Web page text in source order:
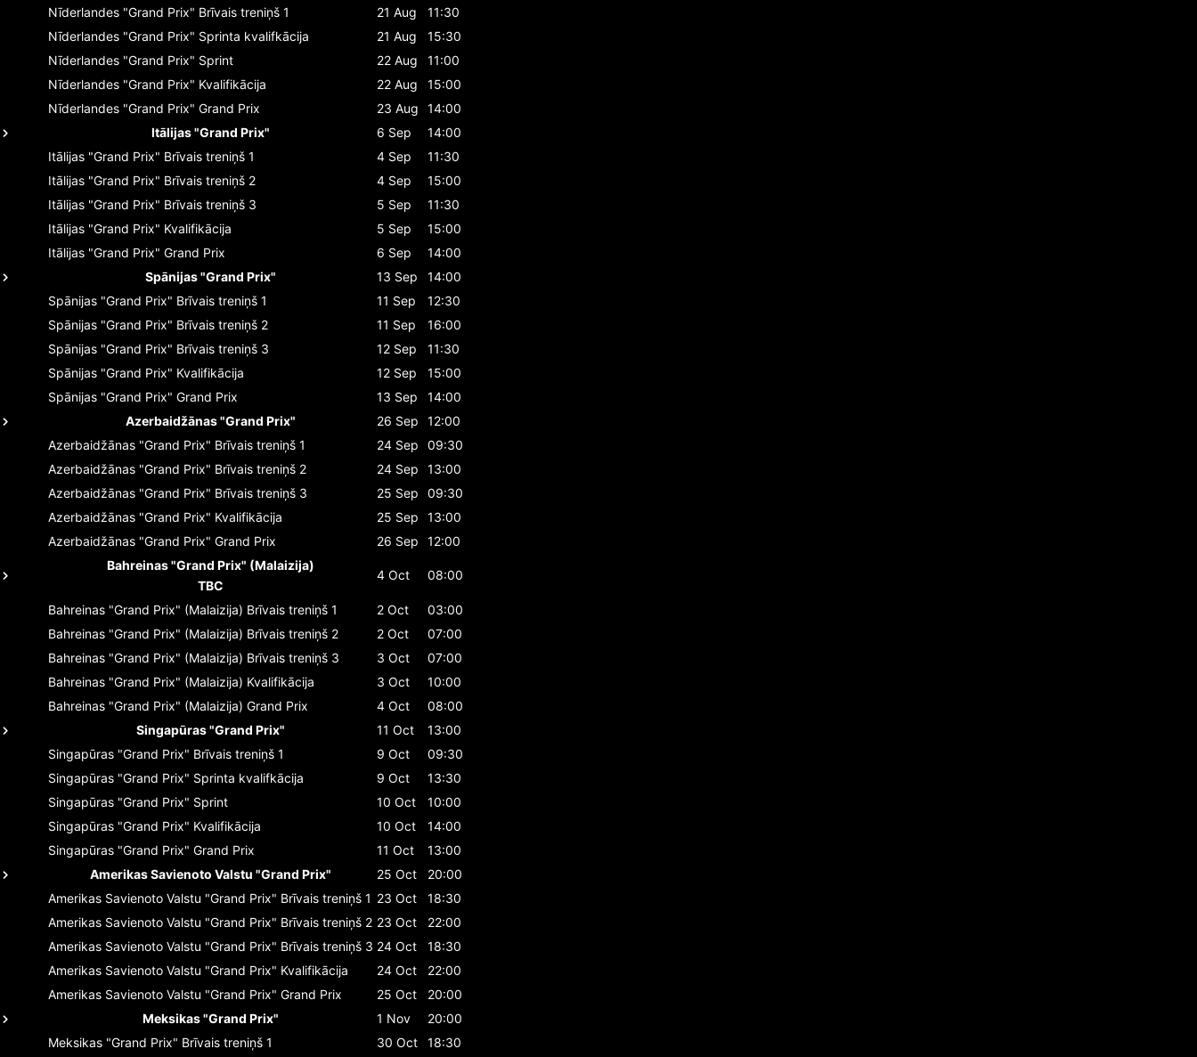
Nīderlandes "Grand Prix" Brīvais treniņš 1 21 Aug
11:30
Nīderlandes "Grand Prix" Sprinta kvalifkācija 21 Aug
15:30
Nīderlandes "Grand Prix" Sprint 22 Aug
11:00
Nīderlandes "Grand Prix" Kvalifikācija 22 Aug
15:00
Nīderlandes "Grand Prix" Grand Prix 23 Aug
14:00
Itālijas "Grand Prix"
6 Sep
14:00
Itālijas "Grand Prix" Brīvais treniņš 1 4 Sep
11:30
Itālijas "Grand Prix" Brīvais treniņš 2 4 Sep
15:00
Itālijas "Grand Prix" Brīvais treniņš 3 5 Sep
11:30
Itālijas "Grand Prix" Kvalifikācija 5 Sep
15:00
Itālijas "Grand Prix" Grand Prix 6 Sep
14:00
Spānijas "Grand Prix"
13 Sep
14:00
Spānijas "Grand Prix" Brīvais treniņš 1 11 Sep
12:30
Spānijas "Grand Prix" Brīvais treniņš 2 11 Sep
16:00
Spānijas "Grand Prix" Brīvais treniņš 3 12 Sep
11:30
Spānijas "Grand Prix" Kvalifikācija 12 Sep
15:00
Spānijas "Grand Prix" Grand Prix 13 Sep
14:00
Azerbaidžānas "Grand Prix"
26 Sep
12:00
Azerbaidžānas "Grand Prix" Brīvais treniņš 1 24 Sep
09:30
Azerbaidžānas "Grand Prix" Brīvais treniņš 2 24 Sep
13:00
Azerbaidžānas "Grand Prix" Brīvais treniņš 3 25 Sep
09:30
Azerbaidžānas "Grand Prix" Kvalifikācija 25 Sep
13:00
Azerbaidžānas "Grand Prix" Grand Prix 26 Sep
12:00
Bahreinas "Grand Prix" (Malaizija)
TBC
4 Oct 08:00
Bahreinas "Grand Prix" (Malaizija) Brīvais treniņš 1 2 Oct
03:00
Bahreinas "Grand Prix" (Malaizija) Brīvais treniņš 2 2 Oct
07:00
Bahreinas "Grand Prix" (Malaizija) Brīvais treniņš 3 3 Oct
07:00
Bahreinas "Grand Prix" (Malaizija) Kvalifikācija 3 Oct
10:00
Bahreinas "Grand Prix" (Malaizija) Grand Prix 4 Oct
08:00
Singapūras "Grand Prix"
11 Oct
13:00
Singapūras "Grand Prix" Brīvais treniņš 1 9 Oct
09:30
Singapūras "Grand Prix" Sprinta kvalifkācija 9 Oct
13:30
Singapūras "Grand Prix" Sprint 10 Oct
10:00
Singapūras "Grand Prix" Kvalifikācija 10 Oct
14:00
Singapūras "Grand Prix" Grand Prix 11 Oct
13:00
Amerikas Savienoto Valstu "Grand Prix"
25 Oct
20:00
Amerikas Savienoto Valstu "Grand Prix" Brīvais treniņš 1 23 Oct
18:30
Amerikas Savienoto Valstu "Grand Prix" Brīvais treniņš 2 23 Oct
22:00
Amerikas Savienoto Valstu "Grand Prix" Brīvais treniņš 3 24 Oct
18:30
Amerikas Savienoto Valstu "Grand Prix" Kvalifikācija 24 Oct
22:00
Amerikas Savienoto Valstu "Grand Prix" Grand Prix 25 Oct
20:00
Meksikas "Grand Prix"
1 Nov
20:00
Meksikas "Grand Prix" Brīvais treniņš 1 30 Oct 18:30